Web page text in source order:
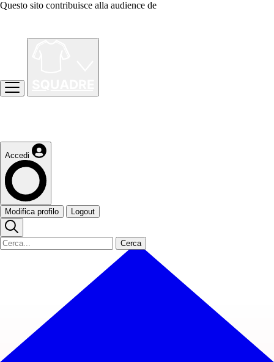
Questo sito contribuisce alla audience de
Accedi
Modifica profilo Logout
Cerca